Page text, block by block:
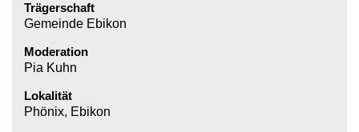
Trägerschaft
Gemeinde Ebikon
Moderation
Pia Kuhn
Lokalität
Phönix, Ebikon